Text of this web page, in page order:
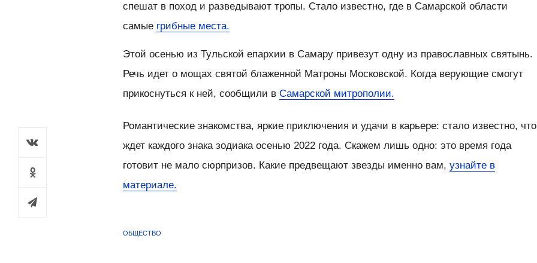
спешат в поход и разведывают тропы. Стало известно, где в Самарской области
самые грибные места.
Этой осенью из Тульской епархии в Самару привезут одну из православных святынь.
Речь идет о мощах святой блаженной Матроны Московской. Когда верующие смогут
прикоснуться к ней, сообщили вСамарской митрополии.
Романтические знакомства, яркие приключения и удачи в карьере: стало известно, что
ждет каждого знака зодиака осенью 2022 года. Скажем лишь одно: это время года
готовит не мало сюрпризов. Какие предвещают звезды именно вам,узнайте в
материале.
ОБЩЕСТВО